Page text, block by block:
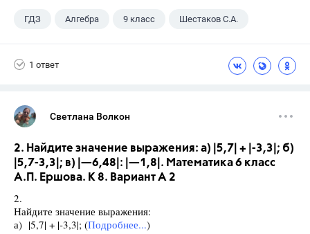
ГДЗ Алгебра 9 класс Шестаков С.А.
1 ответ
Светлана Волкон
2. Найдите значение выражения: а) |5,7| + |-3,3|; б)
|5,7-3,3|; в) |—6,48|: |—1,8|. Математика 6 класс
А.П. Ершова. К 8. Вариант А 2
2.
Найдите значение выражения:
а) |5,7| + |-3,3|; (Подробнее...)